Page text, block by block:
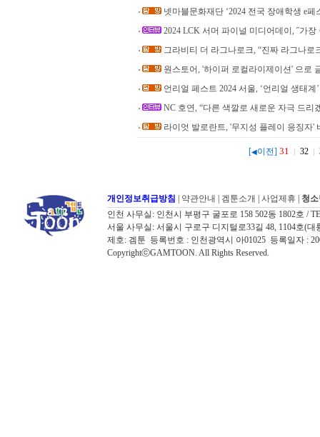
넷마블문화재단 ‘2024 전국 장애학생 e페
2024 LCK 서머 파이널 미디어데이, ˝가장
그라비티 더 라그나로크, “진짜 라그나로
원스토어, '하이퍼 로컬라이제이션' 으로
언리얼 페스트 2024 서울, ‘언리얼 생태계
NC 호연, “다른 색깔로 새로운 자극 드리
라이엇 발로란트, '무지성 플레이 응징자'
[◀이전] 31 32
개인정보취급방침 약관안내 겜툰소개 사업제휴
청
인천 사무실: 인천시 부평구 굴포로 158 502동 1802호 /
서울 사무실: 서울시 구로구 디지털로33길 48, 1104호(대
제호: 겜툰 등록번호 : 인천광역시 아01025 등록일자 :
CopyrightⓒGAMTOON. All Rights Reserved.